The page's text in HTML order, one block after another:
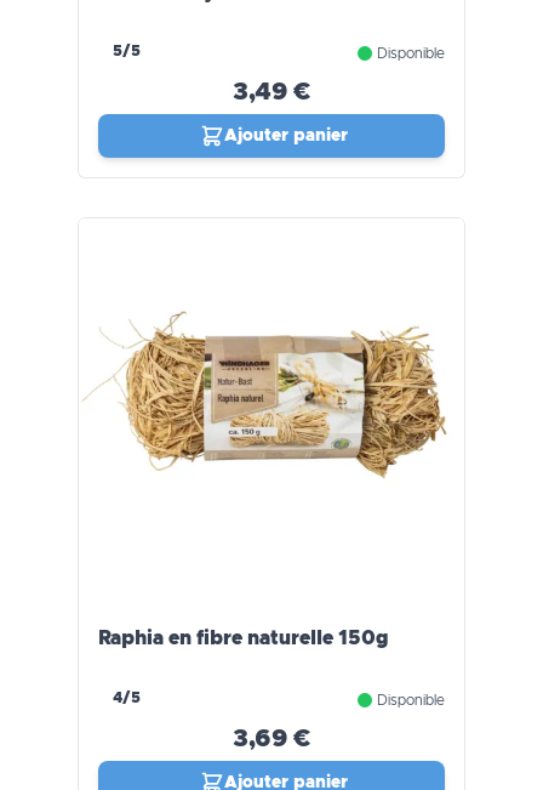
5/5 Disponible
3,49 €
Ajouter panier
Raphia en fibre naturelle 150g
4/5 Disponible
3,69 €
Ajouter panier